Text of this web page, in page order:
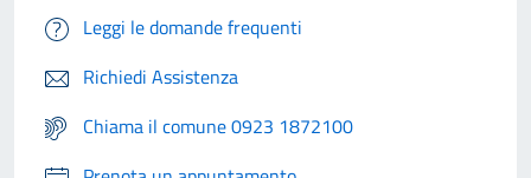
Leggi le domande frequenti
Richiedi Assistenza
Chiama il comune 0923 1872100